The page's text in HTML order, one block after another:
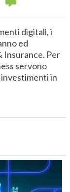
digitali, i
ed
Insurance. Per
servono
in